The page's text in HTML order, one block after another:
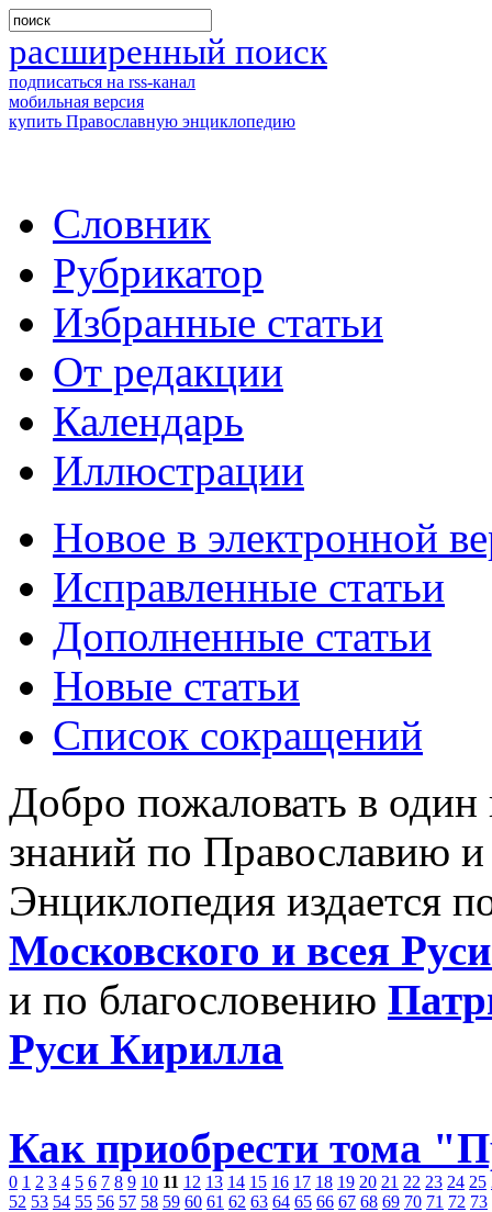
расширенный поиск
подписаться на rss-канал
мобильная версия
купить Православную энциклопедию
Словник
Рубрикатор
Избранные статьи
От редакции
Календарь
Иллюстрации
Новое в электронной
Исправленные статьи
Дополненные статьи
Новые статьи
Список сокращений
Добро пожаловать в
знаний по Православию
Энциклопедия издается
Московского и всея
и по благословению
Руси Кирилла
Как приобрести тома
0 1 2 3 4 5 6 7 8 9 10 11 12 13 14 15 16 17 18 19 20 21 22 23 24 25
52 53 54 55 56 57 58 59 60 61 62 63 64 65 66 67 68 69 70 71 72 73